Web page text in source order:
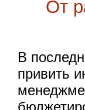
От
В
привить